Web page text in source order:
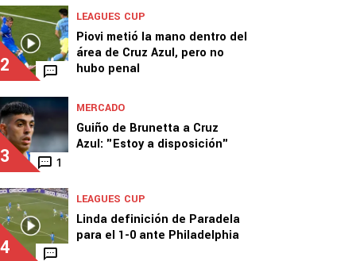
2
LEAGUES CUP
Piovi metió la mano dentro del
área de Cruz Azul, pero no
hubo penal
3 1
MERCADO
Guiño de Brunetta a Cruz
Azul: "Estoy a disposición"
4
LEAGUES CUP
Linda definición de Paradela
para el 1-0 ante Philadelphia